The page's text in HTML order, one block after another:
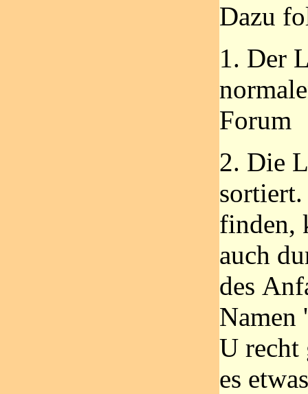
Dazu
1. Der
Forum
2. Die
finden,
auch
des
Namen
U recht
es